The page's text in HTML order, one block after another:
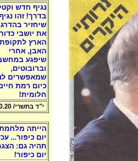
נגיף חדש
בדרך! זהו נגיף
שיחזיר
את יושבי כדור
הארץ לתקופת
האבן, אחרי
שיפגע
וברובוטים,
שמאפשרים
כיום רמת
חלומית!
י"ד בתשרי/ 2.10.20
הייתה
יום כיפור...
תהיה גם:
יום כיפור!